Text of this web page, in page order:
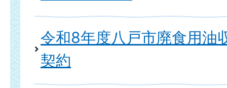
令和8年度八戸市廃食用油
契約